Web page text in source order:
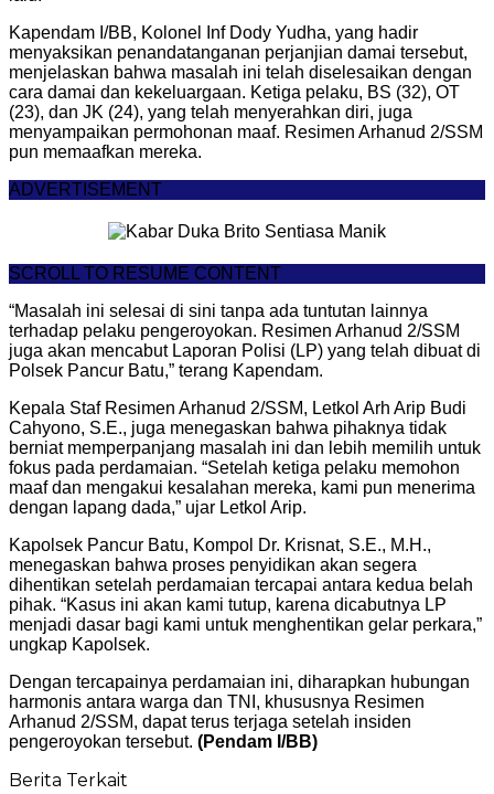
Kapendam I/BB, Kolonel Inf Dody Yudha, yang hadir
menyaksikan penandatanganan perjanjian damai tersebut,
menjelaskan bahwa masalah ini telah diselesaikan dengan
cara damai dan kekeluargaan. Ketiga pelaku, BS (32), OT
(23), dan JK (24), yang telah menyerahkan diri, juga
menyampaikan permohonan maaf. Resimen Arhanud 2/SSM
pun memaafkan mereka.
ADVERTISEMENT
SCROLL TO RESUME CONTENT
“Masalah ini selesai di sini tanpa ada tuntutan lainnya
terhadap pelaku pengeroyokan. Resimen Arhanud 2/SSM
juga akan mencabut Laporan Polisi (LP) yang telah dibuat di
Polsek Pancur Batu,” terang Kapendam.
Kepala Staf Resimen Arhanud 2/SSM, Letkol Arh Arip Budi
Cahyono, S.E., juga menegaskan bahwa pihaknya tidak
berniat memperpanjang masalah ini dan lebih memilih untuk
fokus pada perdamaian. “Setelah ketiga pelaku memohon
maaf dan mengakui kesalahan mereka, kami pun menerima
dengan lapang dada,” ujar Letkol Arip.
Kapolsek Pancur Batu, Kompol Dr. Krisnat, S.E., M.H.,
menegaskan bahwa proses penyidikan akan segera
dihentikan setelah perdamaian tercapai antara kedua belah
pihak. “Kasus ini akan kami tutup, karena dicabutnya LP
menjadi dasar bagi kami untuk menghentikan gelar perkara,”
ungkap Kapolsek.
Dengan tercapainya perdamaian ini, diharapkan hubungan
harmonis antara warga dan TNI, khususnya Resimen
Arhanud 2/SSM, dapat terus terjaga setelah insiden
pengeroyokan tersebut. (Pendam I/BB)
Berita Terkait